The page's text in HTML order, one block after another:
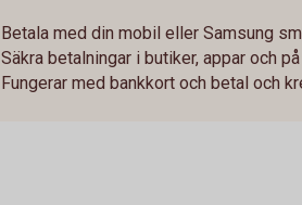
Betala med din mobil eller Samsung
Säkra betalningar i butiker, appar och
Fungerar med bankkort och betal och